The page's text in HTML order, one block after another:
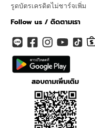
รูดบัตรเครดิตไม่ชาร์จเพิ่ม
Follow us / ติดตามเรา
สอบถามเพิ่มเติม